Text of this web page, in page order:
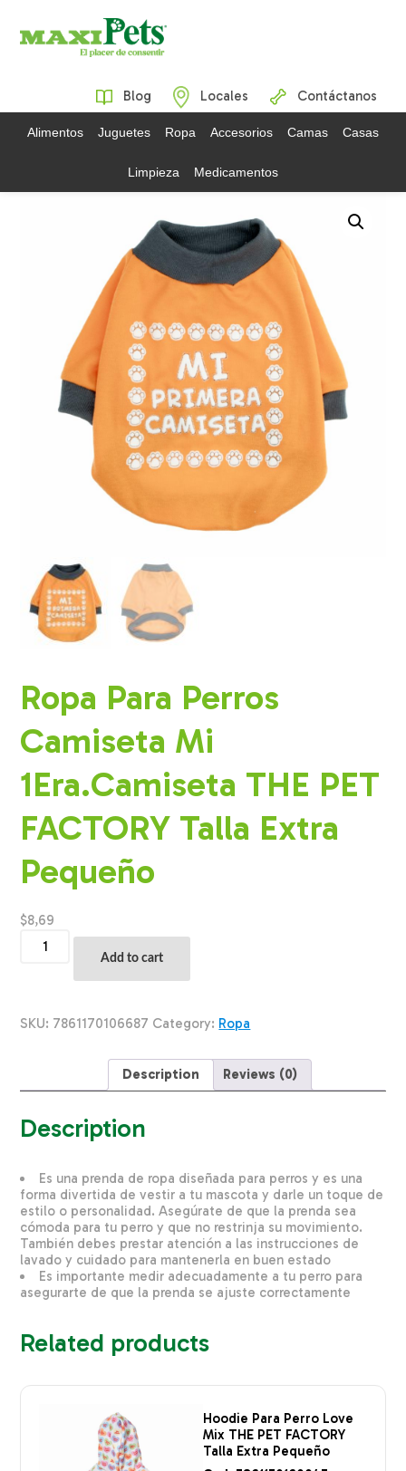
Blog Locales Contáctanos
Alimentos Juguetes Ropa Accesorios Camas Casas
Limpieza Medicamentos
Ropa Para Perros
Camiseta Mi
1Era.Camiseta THE PET
FACTORY Talla Extra
Pequeño
$8,69
Para
Camiseta
1Era.Camiseta
quantity
Add to cart
SKU: 7861170106687 Category: Ropa
Description Reviews (0)
Description
Es una prenda de ropa diseñada para perros y es una
forma divertida de vestir a tu mascota y darle un toque de
estilo o personalidad. Asegúrate de que la prenda sea
cómoda para tu perro y que no restrinja su movimiento.
También debes prestar atención a las instrucciones de
lavado y cuidado para mantenerla en buen estado
Es importante medir adecuadamente a tu perro para
asegurarte de que la prenda se ajuste correctamente
Related products
Hoodie Para Perro Love
Mix THE PET FACTORY
Talla Extra Pequeño